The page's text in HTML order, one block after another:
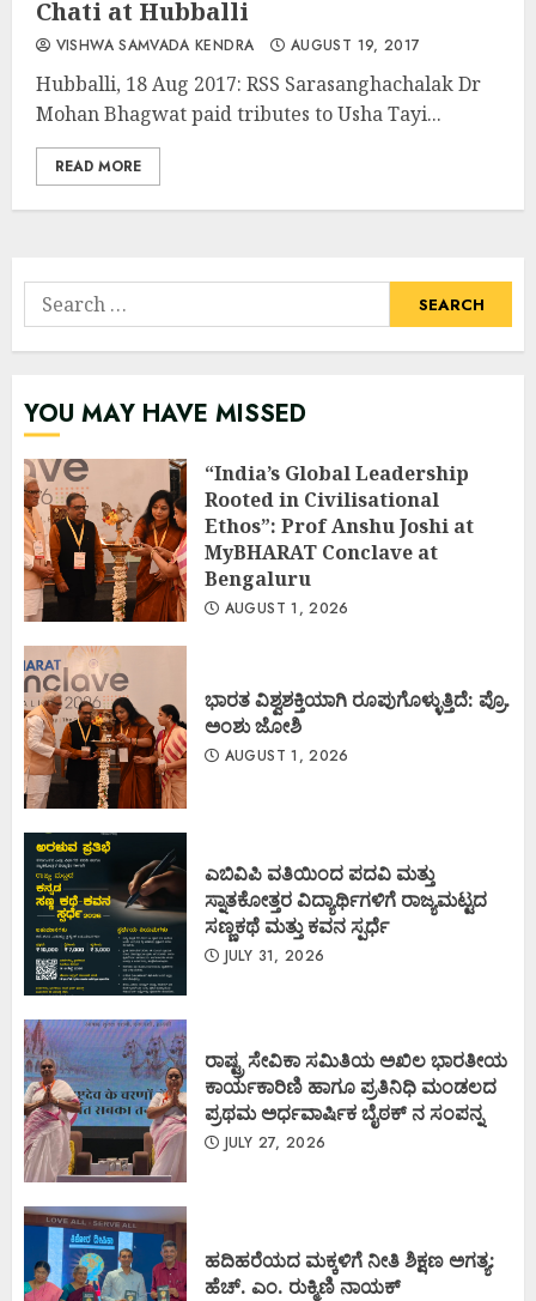
Chati at Hubballi
VISHWA SAMVADA KENDRA AUGUST 19, 2017
Hubballi, 18 Aug 2017: RSS Sarasanghachalak Dr
Mohan Bhagwat paid tributes to Usha Tayi...
READ MORE
Search
for:
YOU MAY HAVE MISSED
“India’s Global Leadership
Rooted in Civilisational
Ethos”: Prof Anshu Joshi at
MyBHARAT Conclave at
Bengaluru
AUGUST 1, 2026
ಭಾರತ ವಿಶ್ವಶಕ್ತಿಯಾಗಿ ರೂಪುಗೊಳ್ಳುತ್ತಿದೆ: ಪ್ರೊ.
ಅಂಶು ಜೋಶಿ
AUGUST 1, 2026
ಎಬಿವಿಪಿ ವತಿಯಿಂದ ಪದವಿ ಮತ್ತು
ಸ್ನಾತಕೋತ್ತರ ವಿದ್ಯಾರ್ಥಿಗಳಿಗೆ ರಾಜ್ಯಮಟ್ಟದ
ಸಣ್ಣಕಥೆ ಮತ್ತು ಕವನ ಸ್ಪರ್ಧೆ
JULY 31, 2026
ರಾಷ್ಟ್ರ ಸೇವಿಕಾ ಸಮಿತಿಯ ಅಖಿಲ ಭಾರತೀಯ
ಕಾರ್ಯಕಾರಿಣಿ ಹಾಗೂ ಪ್ರತಿನಿಧಿ ಮಂಡಲದ
ಪ್ರಥಮ ಅರ್ಧವಾರ್ಷಿಕ ಬೈಠಕ್ ನ ಸಂಪನ್ನ
JULY 27, 2026
ಹದಿಹರೆಯದ ಮಕ್ಕಳಿಗೆ ನೀತಿ ಶಿಕ್ಷಣ ಅಗತ್ಯ:
ಹೆಚ್. ಎಂ. ರುಕ್ಮಿಣಿ ನಾಯಕ್